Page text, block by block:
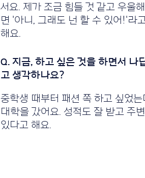
서요. 제가 조금 힘들 것 같고 우울
면 '아니, 그래도 넌 할 수 있어!'라
해요.
중학생 때부터 패션 쪽 하고 싶었는
대학을 갔어요. 성적도 잘 받고 주
있다고 해요.